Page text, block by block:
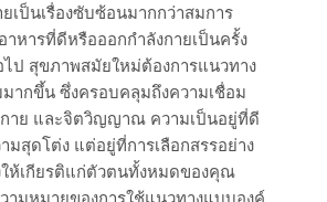
เป็นเรื่องซับซ้อนมากกว่าสมการ
าหารที่ดีหรือออกกำลังกายเป็นครั้ง
ไป สุขภาพสมัยใหม่ต้องการแนวทาง
ากขึ้น ซึ่งครอบคลุมถึงความเชื่อม
กาย และจิตวิญญาณ ความเป็นอยู่ที่ดี
สุดโต่ง แต่อยู่ที่การเลือกสรรอย่าง
ให้เกียรติแก่ตัวตนทั้งหมดของคุณ
ามหมายของการใช้แนวทางแบบองค์